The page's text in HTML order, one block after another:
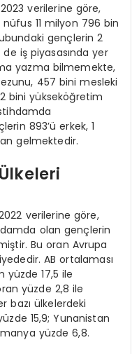
verilerine göre,
nüfus 11 milyon 796 bin
gençlerin 2
iş piyasasında yer
yazma bilmemekte,
457 bini mesleki
bini yükseköğretim
893’ü erkek, 1
gelmektedir.
2022 verilerine göre,
olan gençlerin
Bu oran Avrupa
AB ortalaması
yüzde 17,5 ile
yüzde 2,8 ile
bazı ülkelerdeki
15,9; Yunanistan
yüzde 6,8.